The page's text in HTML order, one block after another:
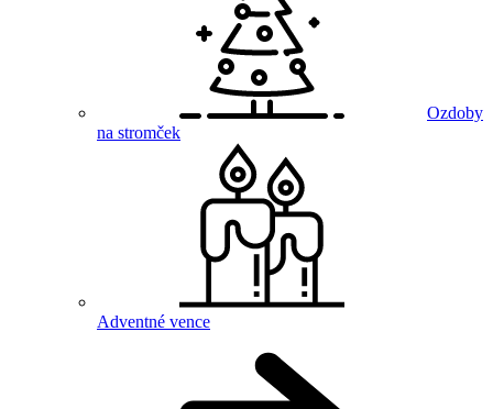
Ozdoby
na stromček
Adventné vence